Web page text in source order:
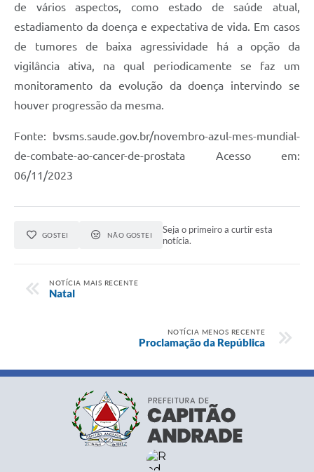
de vários aspectos, como estado de saúde atual,
estadiamento da doença e expectativa de vida. Em casos
de tumores de baixa agressividade há a opção da
vigilância ativa, na qual periodicamente se faz um
monitoramento da evolução da doença intervindo se
houver progressão da mesma.
Fonte: bvsms.saude.gov.br/novembro-azul-mes-mundial-
de-combate-ao-cancer-de-prostata Acesso em:
06/11/2023
GOSTEI NÃO GOSTEI
Seja o primeiro a curtir esta
notícia.
NOTÍCIA MAIS RECENTE
Natal
NOTÍCIA MENOS RECENTE
Proclamação da República